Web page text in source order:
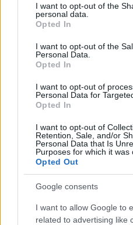
not limited to your visit or
grant or deny consent to
use your data for below
consent section.
I want to opt-out of the
personal data.
Opted In
I want to opt-out of the
Personal Data.
Opted In
I want to opt-out of
Personal Data for
Opted In
I want to opt-out of
Retention, Sale, and/or
Personal Data that Is
Purposes for which it was
Opted Out
Google consents
I want to allow Google to
related to advertising like
kapusával, ami során
lágyéki rész kapott egy
hagytam ki két hetet,
kezeléseken, minden
fájdalmat éreztem.
műtéttel nem lehet
időszakot, ezen át kell
Tegnap megoperáltak,
kell, de a téli szünet
rehabilitációs edzéseken
megfelelő időszak lesz
elkezdődik a felkészülés,
és végre fájdalmak
tudjam megkezdeni a
Birtalan szerdán a